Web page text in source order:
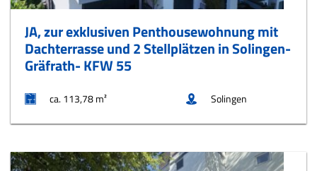
JA, zur exklusiven Penthousewohnung mit
Dachterrasse und 2 Stellplätzen in Solingen-
Gräfrath- KFW 55
ca. 113,78 m² Solingen